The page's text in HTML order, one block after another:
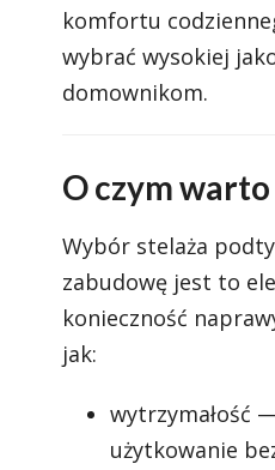
komfortu
wybrać wysokiej
domownikom.
O czym
Wybór stelaża
zabudowę jest to
konieczność
jak:
wytrzymałość
użytkowanie